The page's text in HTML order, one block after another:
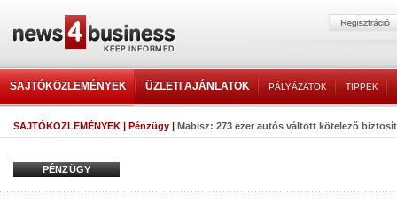
SAJTÓKÖZLEMÉNYEK ÜZLETI AJÁNLATOK PÁLYÁZATOK TIPPEK
SAJTÓKÖZLEMÉNYEK | Pénzügy | Mabisz: 273 ezer autós váltott kötelező
PÉNZÜGY